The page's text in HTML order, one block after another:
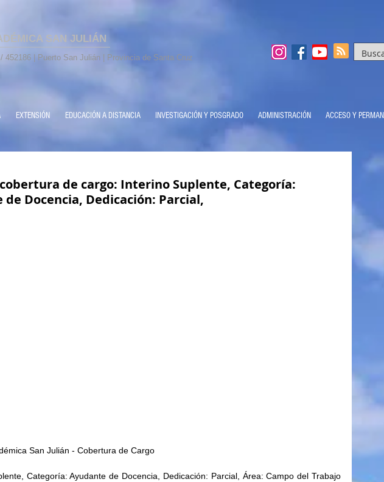
SAN JULIÁN
452186 | Puerto San Julián | Provincia de Santa Cruz
EXTENSIÓN EDUCACIÓN A DISTANCIA INVESTIGACIÓN Y POSGRADO ADMINISTRACIÓN ACCESO Y
de cargo: Interino Suplente, Categoría:
Docencia, Dedicación: Parcial,
San Julián - Cobertura de Cargo
Categoría: Ayudante de Docencia, Dedicación: Parcial, Área: Campo del Trabajo